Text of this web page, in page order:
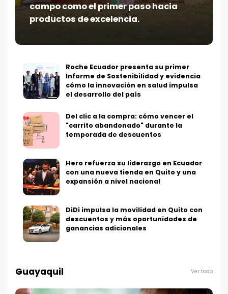
campo como el primer paso hacia
productos de excelencia.
Roche Ecuador presenta su primer
Informe de Sostenibilidad y evidencia
cómo la innovación en salud impulsa
el desarrollo del país
Del clic a la compra: cómo vencer el
"carrito abandonado" durante la
temporada de descuentos
Hero refuerza su liderazgo en Ecuador
con una nueva tienda en Quito y una
expansión a nivel nacional
DiDi impulsa la movilidad en Quito con
descuentos y más oportunidades de
ganancias adicionales
Guayaquil Ver todo